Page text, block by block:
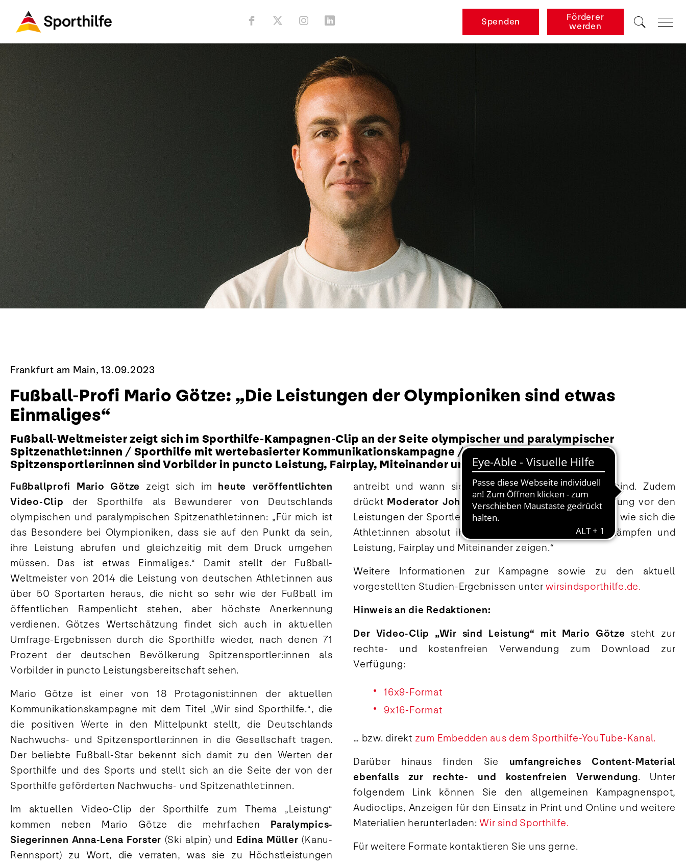
Spenden Förderer
werden
Frankfurt am Main, 13.09.2023
Fußball-Profi Mario Götze: „Die Leistungen der Olympioniken sind etwas
Einmaliges“
Fußball-Weltmeister zeigt sich im Sporthilfe-Kampagnen-Clip an der Seite olympischer und paralympischer
Spitzenathlet:innen / Sporthilfe mit wertebasierter Kommunikationskampagne / Umfrage zeigt:
Spitzensportler:innen sind Vorbilder in puncto Leistung, Fairplay, Miteinander und Vielfalt
Fußballprofi Mario Götze zeigt sich im heute veröffentlichten
Video-Clip der Sporthilfe als Bewunderer von Deutschlands
olympischen und paralympischen Spitzenathlet:innen: „Für mich ist
das Besondere bei Olympioniken, dass sie auf den Punkt da sein,
ihre Leistung abrufen und gleichzeitig mit dem Druck umgehen
müssen. Das ist etwas Einmaliges.“ Damit stellt der Fußball-
Weltmeister von 2014 die Leistung von deutschen Athlet:innen aus
über 50 Sportarten heraus, die nicht so sehr wie der Fußball im
öffentlichen Rampenlicht stehen, aber höchste Anerkennung
verdienen. Götzes Wertschätzung findet sich auch in aktuellen
Umfrage-Ergebnissen durch die Sporthilfe wieder, nach denen 71
Prozent der deutschen Bevölkerung Spitzensportler:innen als
Vorbilder in puncto Leistungsbereitschaft sehen.
Mario Götze ist einer von 18 Protagonist:innen der aktuellen
Kommunikationskampagne mit dem Titel „Wir sind Sporthilfe.“, die
die positiven Werte in den Mittelpunkt stellt, die Deutschlands
Nachwuchs- und Spitzensportler:innen in die Gesellschaft tragen.
Der beliebte Fußball-Star bekennt sich damit zu den Werten der
Sporthilfe und des Sports und stellt sich an die Seite der von der
Sporthilfe geförderten Nachwuchs- und Spitzenathlet:innen.
Im aktuellen Video-Clip der Sporthilfe zum Thema „Leistung“
kommen neben Mario Götze die mehrfachen Paralympics-
Siegerinnen Anna-Lena Forster (Ski alpin) und Edina Müller (Kanu-
Rennsport) zu Wort, die verraten, was sie zu Höchstleistungen
antreibt und wann sie mit ihrer Leistung zufrieden sind. Zudem
drückt Moderator Johannes B. Kernerseine Hochachtung vor den
Leistungen der Sportler:innen aus: „Ich bewundere sehr, wie sich die
Athlet:innen absolut ihrer Sache hingeben, wie sie kämpfen und
Leistung, Fairplay und Miteinander zeigen.“
Weitere Informationen zur Kampagne sowie zu den aktuell
vorgestellten Studien-Ergebnissen unterwirsindsporthilfe.de.
Hinweis an die Redaktionen:
Der Video-Clip „Wir sind Leistung“ mit Mario Götze steht zur
rechte- und kostenfreien Verwendung zum Download zur
Verfügung:
16x9-Format
9x16-Format
… bzw. direkt zum Embedden aus dem Sporthilfe-YouTube-Kanal.
Darüber hinaus finden Sie umfangreiches Content-Material
ebenfalls zur rechte- und kostenfreien Verwendung. Unter
folgendem Link können Sie den allgemeinen Kampagnenspot,
Audioclips, Anzeigen für den Einsatz in Print und Online und weitere
Materialien herunterladen: Wir sind Sporthilfe.
Für weitere Formate kontaktieren Sie uns gerne.